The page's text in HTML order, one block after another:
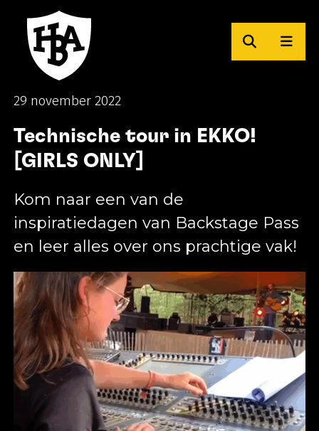
Zoeken
29 november 2022
Technische tour in EKKO!
[GIRLS ONLY]
Kom naar een van de
inspiratiedagen van Backstage Pass
en leer alles over ons prachtige vak!